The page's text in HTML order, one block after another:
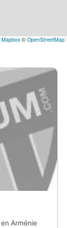
Mapbox © OpenStreetMap
Arménie